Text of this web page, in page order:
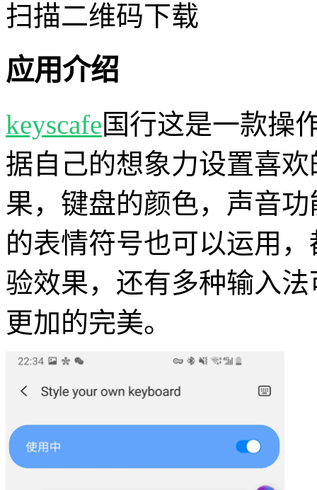
扫描二维码下载
应用介绍
keyscafe国行这是一款操
据自己的想象力设置喜
果，键盘的颜色，声音
的表情符号也可以运用
验效果，还有多种输入
更加的完美。